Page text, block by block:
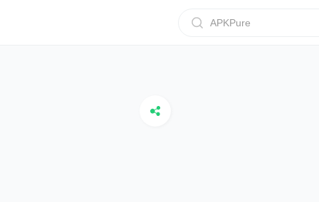
APKPure